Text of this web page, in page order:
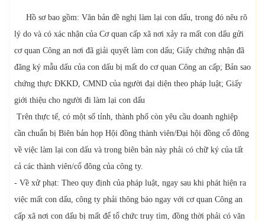
Hồ sơ bao gồm: Văn bản đề nghị làm lại con dấu, trong đó nêu rõ
lý do và có xác nhận của Cơ quan cấp xã nơi xảy ra mất con dấu gửi
cơ quan Công an nơi đã giải quyết làm con dấu; Giấy chứng nhận đã
đăng ký mẫu dấu của con dấu bị mất do cơ quan Công an cấp; Bản sao
chứng thực ĐKKD, CMND của người đại diện theo pháp luật; Giấy
giới thiệu cho người đi làm lại con dấu
Trên thực tế, có một số tỉnh, thành phố còn yêu cầu doanh nghiệp
cần chuẩn bị Biên bản họp Hội đồng thành viên/Đại hội đồng cổ đông
về việc làm lại con dấu và trong biên bản này phải có chữ ký của tất
cả các thành viên/cổ đông của công ty.
- Về xử phạt: Theo quy định của pháp luật, ngay sau khi phát hiện ra
việc mất con dấu, công ty phải thông báo ngay với cơ quan Công an
cấp xã nơi con dấu bị mất để tổ chức truy tìm, đồng thời phải có văn